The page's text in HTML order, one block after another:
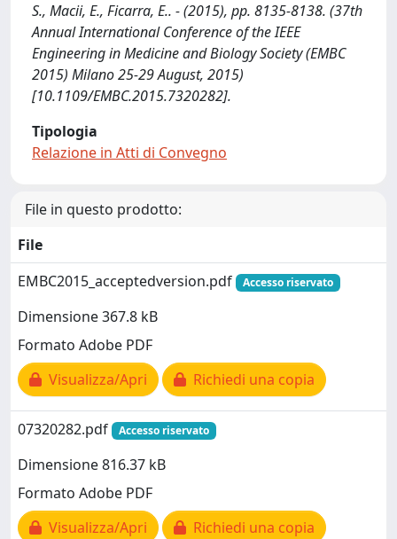
S., Macii, E., Ficarra, E.. - (2015), pp. 8135-8138. (37th
Annual International Conference of the IEEE
Engineering in Medicine and Biology Society (EMBC
2015) Milano 25-29 August, 2015)
[10.1109/EMBC.2015.7320282].
Tipologia
Relazione in Atti di Convegno
File in questo prodotto:
File
EMBC2015_acceptedversion.pdf
Accesso riservato
Dimensione 367.8 kB
Formato Adobe PDF
Visualizza/Apri
Richiedi una copia
07320282.pdf Accesso riservato
Dimensione 816.37 kB
Formato Adobe PDF
Visualizza/Apri
Richiedi una copia